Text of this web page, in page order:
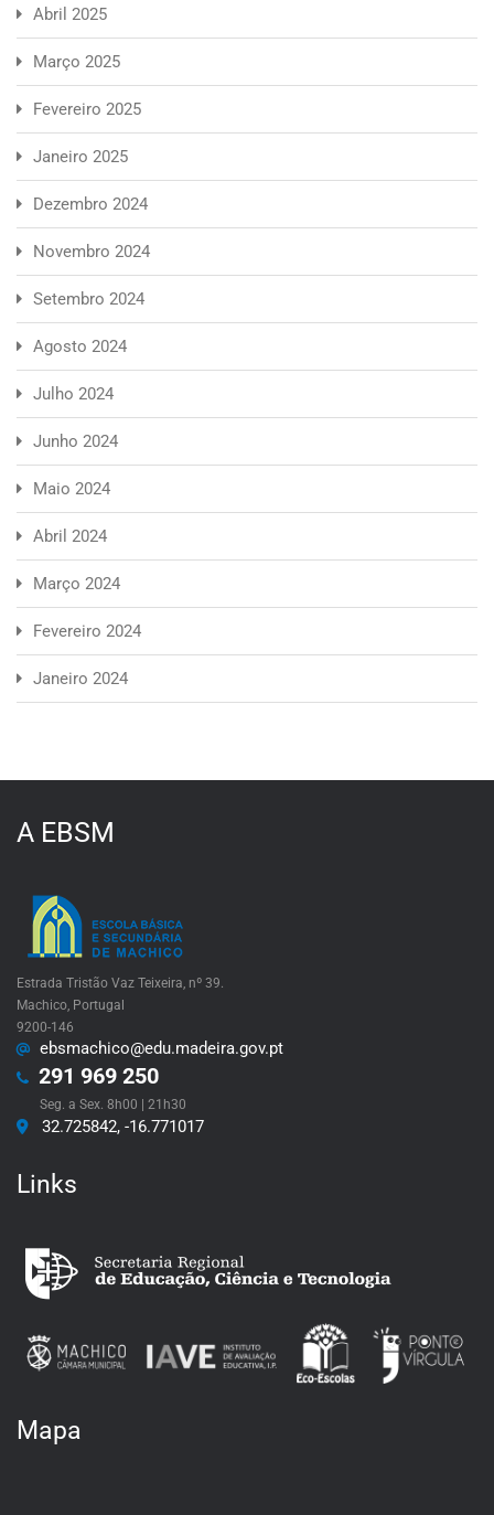
Abril 2025
Março 2025
Fevereiro 2025
Janeiro 2025
Dezembro 2024
Novembro 2024
Setembro 2024
Agosto 2024
Julho 2024
Junho 2024
Maio 2024
Abril 2024
Março 2024
Fevereiro 2024
Janeiro 2024
A EBSM
Estrada Tristão Vaz Teixeira, nº 39.
Machico, Portugal
9200-146
ebsmachico@edu.madeira.gov.pt
291 969 250
Seg. a Sex. 8h00 | 21h30
32.725842, -16.771017
Links
Mapa